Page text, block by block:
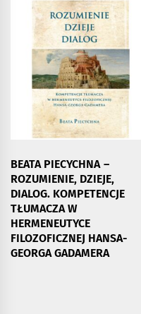
BEATA PIECYCHNA –
ROZUMIENIE, DZIEJE,
DIALOG. KOMPETENCJE
TŁUMACZA W
HERMENEUTYCE
FILOZOFICZNEJ HANSA-
GEORGA GADAMERA